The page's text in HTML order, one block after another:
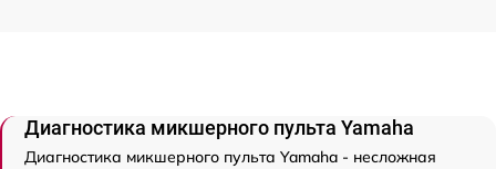
Диагностика микшерного пульта Yamaha
Диагностика микшерного пульта Yamaha - несложная